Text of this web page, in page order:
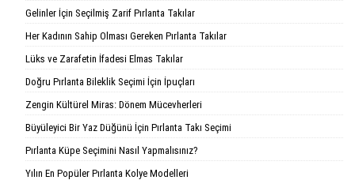
Gelinler İçin Seçilmiş Zarif Pırlanta Takılar
Her Kadının Sahip Olması Gereken Pırlanta Takılar
Lüks ve Zarafetin İfadesi Elmas Takılar
Doğru Pırlanta Bileklik Seçimi İçin İpuçları
Zengin Kültürel Miras: Dönem Mücevherleri
Büyüleyici Bir Yaz Düğünü İçin Pırlanta Takı Seçimi
Pırlanta Küpe Seçimini Nasıl Yapmalısınız?
Yılın En Popüler Pırlanta Kolye Modelleri